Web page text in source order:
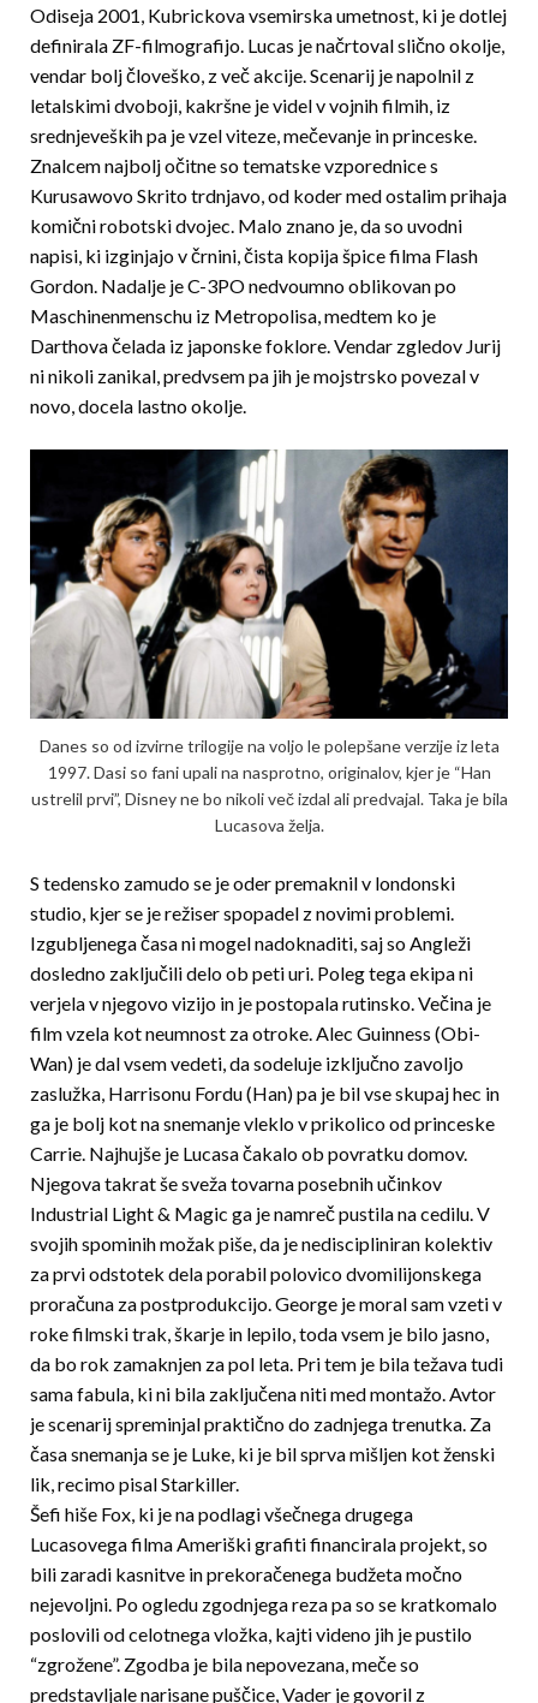
Odiseja 2001, Kubrickova vsemirska umetnost, ki je dotlej
definirala ZF-filmografijo. Lucas je načrtoval slično okolje,
vendar bolj človeško, z več akcije. Scenarij je napolnil z
letalskimi dvoboji, kakršne je videl v vojnih filmih, iz
srednjeveških pa je vzel viteze, me­čevanje in princeske.
Znalcem najbolj očitne so tematske vzporednice s
Kurusawovo Skrito trdnjavo, od koder med ostalim prihaja
komični robotski dvojec. Malo znano je, da so uvodni
napisi, ki izginjajo v črnini, čista kopija špice filma Flash
Gordon. Nadalje je C-3PO nedvoumno oblikovan po
Maschinenmenschu iz Metropolisa, medtem ko je
Darthova čelada iz japonske foklore. Vendar zgledov Jurij
ni nikoli zanikal, predvsem pa jih je mojstrsko povezal v
novo, docela lastno okolje.
Danes so od izvirne trilogije na voljo le polepšane verzije iz leta
1997. Dasi so fani upali na nasprotno, originalov, kjer je “Han
ustrelil prvi”, Disney ne bo nikoli več izdal ali predvajal. Taka je bila
Lucasova želja.
S tedensko zamudo se je oder premaknil v londons­ki
studio, kjer se je režiser spopadel z novimi prob­lemi.
Izgubljenega časa ni mogel nadoknaditi, saj so Angleži
dosledno zaključili delo ob peti uri. Poleg tega ekipa ni
verjela v njegovo vizijo in je postopala rutinsko. Večina je
film vzela kot neumnost za otroke. Alec Guinness (Obi-
Wan) je dal vsem ve­de­ti, da sodeluje izključno zavoljo
zaslužka, Harrisonu Fordu (Han) pa je bil vse skupaj hec in
ga je bolj kot na snemanje vleklo v prikolico od princes­ke
Carrie. Najhujše je Lucasa čakalo ob povratku domov.
Njegova takrat še sveža tovarna posebnih učin­kov
Industrial Light & Magic ga je namreč pustila na cedilu. V
svojih spominih možak piše, da je nediscipliniran kolektiv
za prvi odstotek dela porabil polovico dvomilijonskega
proračuna za postprodukcijo. George je moral sam vzeti v
roke filmski trak, škarje in lepilo, toda vsem je bilo jasno,
da bo rok zamaknjen za pol leta. Pri tem je bila težava tudi
sama fabula, ki ni bila zaključena niti med montažo. Avtor
je scenarij spreminjal praktično do zadnjega trenutka. Za
časa snemanja se je Luke, ki je bil sprva mišljen kot ženski
lik, recimo pisal Starkiller.
Šefi hiše Fox, ki je na podlagi všečnega drugega
Lucasovega filma Ameriški grafiti financirala projekt, so
bili zaradi kasnitve in prekoračenega budžeta moč­no
nejevoljni. Po ogledu zgodnjega reza pa so se kratkomalo
poslovili od celotnega vložka, kajti videno jih je pustilo
“zgrožene”. Zgodba je bila nepo­­­vezana, meče so
predstavljale narisane puščice, Vader je govoril z